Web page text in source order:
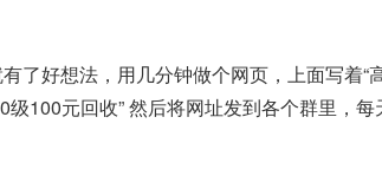
了好想法，用几分钟做个网页，上面写着“
100元回收” 然后将网址发到各个群里，每